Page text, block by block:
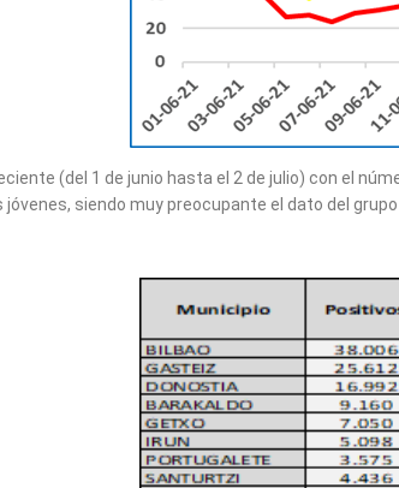
(del 1 de junio hasta el 2 de julio) con el
siendo muy preocupante el dato del grupo